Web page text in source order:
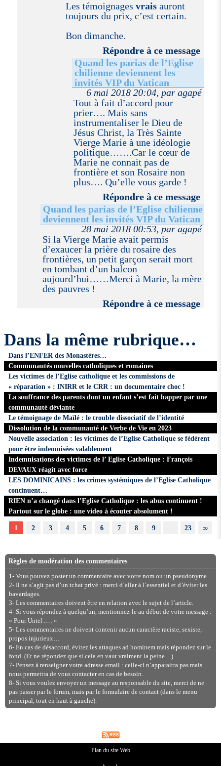
Les témoignagesvrais auront
toujours du prix, c’est certain.
Bon dimanche.
Répondre à ce message
Quand les parias de l’Eglise
chilienne deviennent les
invités VIP du Vatican
6 mai 2018 20:04, par agapé
Tout à fait d’accord pour
prier…. Mais sans
instrumentaliser le Dieu de
Jésus Christ, la Très Sainte
Vierge Marie à une idéologie
politique…….Car le cœur de
Marie ne connait pas de
frontière et son Rosaire non
plus…. Qu’elle vous garde !
Répondre à ce message
Quand les parias de l’Eglise chilienne
deviennent les invités VIP du Vatican
28 mai 2018 00:53, par agapé
Si la Vierge Marie avait permis
d’exaucer la prière du rosaire des
frontières, un petit garçon serait mort
en tombant d’un balcon
aujourd’hui……Merci à Marie, la mère
des pauvres !
Répondre à ce message
Dans la même rubrique…
Dans l’ENFER des Monastères…
Communautés nouvelles catholiques et romaines
Les victimes de l’Eglise catholique et les commissions de
« réparation » : INIRR et le CRR : un documentaire choc !
La souffrance des parents dont un enfant s’est fait happer par une
communauté déviante
Le témoignage de Maïlé : le trouble dissociatif de l’identité
Dissolution de la communauté de Verbe de Vie en 2023
Nouvelle association : les victimes de l’Eglise Catholique se fédèrent
pour être indemnisées valablement
Indemnisations des victimes de l’ Eglise Catholique : François
DEVAUX réagit avec force
LES DOMINICAINS : les crimes systémiques de l’Eglise Catholique
continuent…
RIEN n’a changé dans l’Eglise Catholique : les abus continuent !
Partout sur le globe : une video à écouter absolument !
1 2 3 4 5 6 7 8 9 … 23 ∞
Règles de modération des commentaires
1- Vous pouvez poster un commentaire avec votre nom ou un pseudonyme.
2- Il ne s’agit pas d’un tchat privé : merci d’aller à l’essentiel et d’éviter les
bavardages.
3- Les commentaires doivent être en relation avec le sujet de l’article.
4- Si vous répondez à quelqu’un, mentionnez-le au début de votre message :
« Pour Untel :… »
5- Les commentaires ne doivent contenir aucun caractère raciste, sexiste,
propos injurieux…
6- En cas de désaccord, évitez les attaques ad hominem mais répondez sur le
fond. (Et ne répondez que si cela en vaut vraiment la peine…)
7- Pensez à renseigner votre adresse email : celle-ci n’apparaitra pas mais
nous permettra de vous contacter en cas de besoin.
8- Si vous voulez envoyer un message au responsable du site, merci de ne
pas passer par le forum, mais par le formulaire de contact (dans le menu
principal, tout en haut à gauche).
Plan du site Web